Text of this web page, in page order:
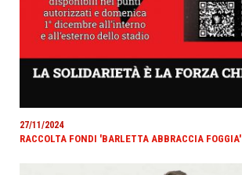
27/11/2024
RACCOLTA FONDI 'BARLETTA ABBRACCIA FOGGIA'